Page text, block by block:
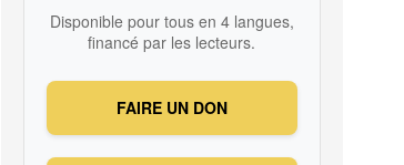
Disponible pour tous en 4 langues,
financé par les lecteurs.
FAIRE UN DON